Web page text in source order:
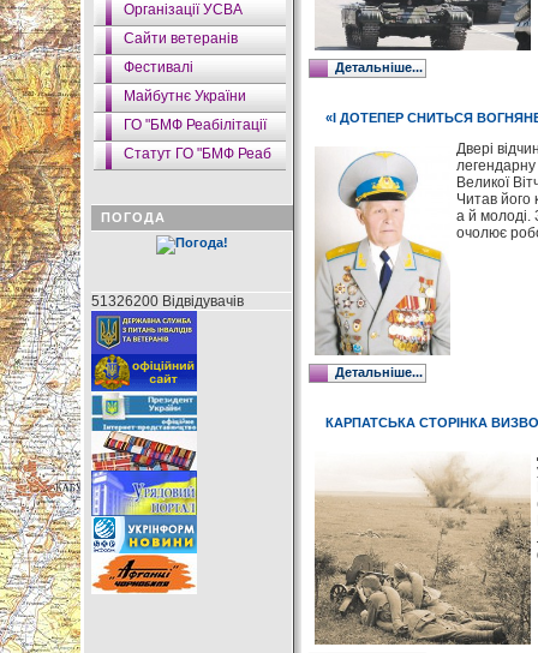
Організації УСВА
Сайти ветеранів
Фестивалі
Майбутнє України
ГО "БМФ Реабілітації
Статут ГО "БМФ Реаб
ПОГОДА
51326200 Відвідувачів
Детальніше...
«І ДОТЕПЕР СНИТЬСЯ
Двері
Великої
Читав його
а й молоді.
очолює
Детальніше...
КАРПАТСЬКА СТОРІНКА